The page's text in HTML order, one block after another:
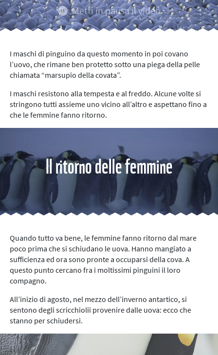
Metti in pausa il video
I maschi di pinguino da questo momento in poi covano
l’uovo, che rimane ben protetto sotto una piega della pelle
chiamata “marsupio della covata”.
I maschi resistono alla tempesta e al freddo. Alcune volte si
stringono tutti assieme uno vicino all’altro e aspettano fino a
che le femmine fanno ritorno.
Il ritorno delle femmine
Quando tutto va bene, le femmine fanno ritorno dal mare
poco prima che si schiudano le uova. Hanno mangiato a
sufficienza ed ora sono pronte a occuparsi della cova. A
questo punto cercano fra i moltissimi pinguini il loro
compagno.
All’inizio di agosto, nel mezzo dell’inverno antartico, si
sentono degli scricchiolii provenire dalle uova: ecco che
stanno per schiudersi.